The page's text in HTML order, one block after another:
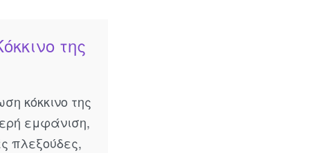
της
κόκκινο της
εμφάνιση,
πλεξούδες,